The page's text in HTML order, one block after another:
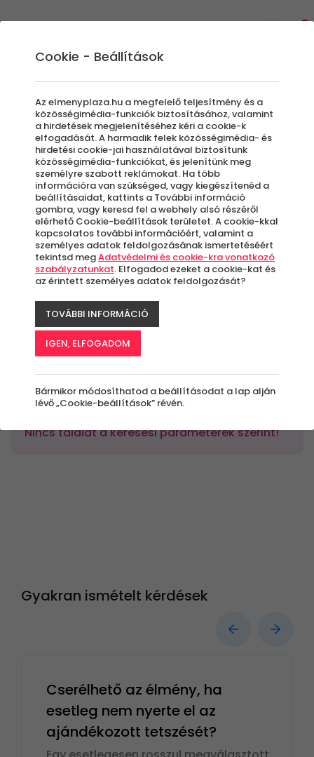
Budapest élménycsomagok
Izgalmas városi kalandok várnak rád a
Soproni születésnapi nyereményjátékában!
Fedezd fel Budapestet két keréken egy
Segway túrán, ringatózz a Dunán hajóval,
nyomozz rejtélyek után a belvárosi utcákon
vagy élvezd a város hangulatát egy
különleges tuktuk-ozás során.
Szűrők beállítása
Élmények
Rendezés:
Nincs találat a keresési paraméterek szerint!
Gyakran ismételt kérdések
Cserélhető az élmény, ha
esetleg nem nyerte el az
ajándékozott tetszését?
Cookie - Beállítások
Az elmenyplaza.hu a megfelelő teljesítmény és a
közösségimédia-funkciók biztosításához, valamint
a hirdetések megjelenítéséhez kéri a cookie-k
elfogadását. A harmadik felek közösségimédia- és
hirdetési cookie-jai használatával biztosítunk
közösségimédia-funkciókat, és jelenítünk meg
személyre szabott reklámokat. Ha több
információra van szükséged, vagy kiegészítenéd a
beállításaidat, kattints a További információ
gombra, vagy keresd fel a webhely alsó részéről
elérhető Cookie-beállítások területet. A cookie-kkal
kapcsolatos további információért, valamint a
személyes adatok feldolgozásának ismertetéséért
tekintsd megAdatvédelmi és cookie-kra vonatkozó
szabályzatunkat. Elfogadod ezeket a cookie-kat és
az érintett személyes adatok feldolgozását?
TOVÁBBI INFORMÁCIÓ
IGEN, ELFOGADOM
Bármikor módosíthatod a beállításodat a lap alján
lévő „Cookie-beállítások” révén.